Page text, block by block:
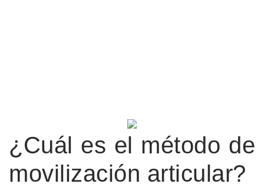
¿Cuál es el método de
movilización articular?